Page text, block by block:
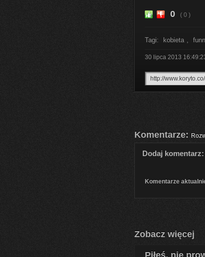
0 ( 0 )
Tagi: kobieta ,
30 lipca 2013
Komentarze:
Dodaj komentarz:
Komentarze
Zobacz więcej
Piłeś, nie